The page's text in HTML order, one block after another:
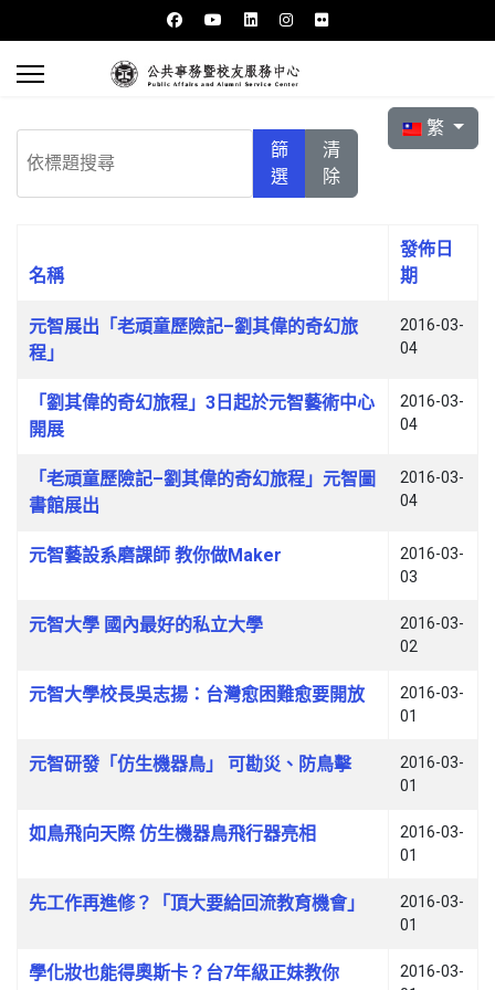
選擇你的語言
繁
篩
選
清
除
文章列表
名稱
發佈日
期
元智展出「老頑童歷險記–劉其偉的奇幻旅
程」
2016-03-
04
「劉其偉的奇幻旅程」3日起於元智藝術中心
開展
2016-03-
04
「老頑童歷險記–劉其偉的奇幻旅程」元智圖
書館展出
2016-03-
04
元智藝設系磨課師 教你做Maker
2016-03-
03
元智大學 國內最好的私立大學
2016-03-
02
元智大學校長吳志揚：台灣愈困難愈要開放
2016-03-
01
元智研發「仿生機器鳥」 可勘災、防鳥擊
2016-03-
01
如鳥飛向天際 仿生機器鳥飛行器亮相
2016-03-
01
先工作再進修？「頂大要給回流教育機會」
2016-03-
01
學化妝也能得奧斯卡？台7年級正妹教你
2016-03-